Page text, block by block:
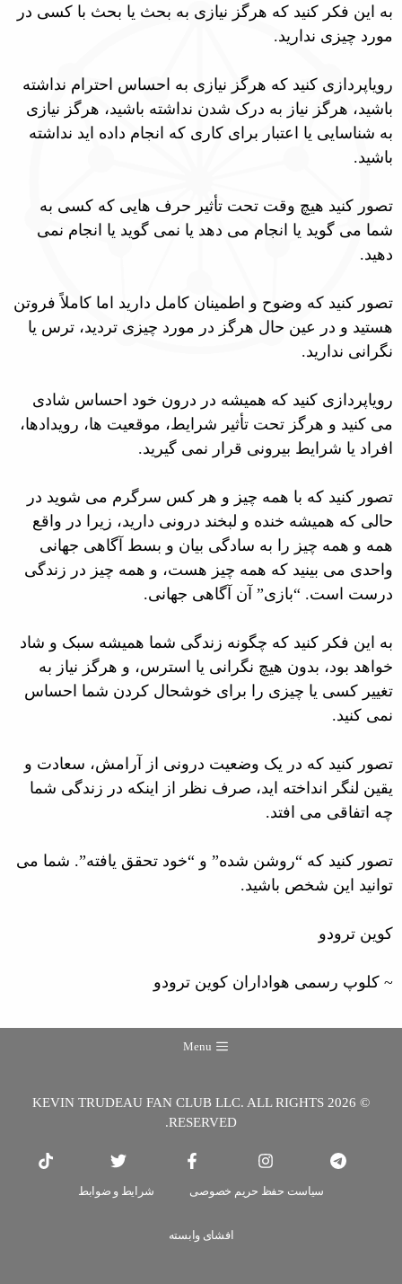
به این فکر کنید که هرگز نیازی به بحث یا بحث با کسی در
مورد چیزی ندارید.
رویاپردازی کنید که هرگز نیازی به احساس احترام نداشته
باشید، هرگز نیاز به درک شدن نداشته باشید، هرگز نیازی
به شناسایی یا اعتبار برای کاری که انجام داده اید نداشته
باشید.
تصور کنید هیچ وقت تحت تأثیر حرف هایی که کسی به
شما می گوید یا انجام می دهد یا نمی گوید یا انجام نمی
دهید.
تصور کنید که وضوح و اطمینان کامل دارید اما کاملاً فروتن
هستید و در عین حال هرگز در مورد چیزی تردید، ترس یا
نگرانی ندارید.
رویاپردازی کنید که همیشه در درون خود احساس شادی
می کنید و هرگز تحت تأثیر شرایط، موقعیت ها، رویدادها،
افراد یا شرایط بیرونی قرار نمی گیرید.
تصور کنید که با همه چیز و هر کس سرگرم می شوید در
حالی که همیشه خنده و لبخند درونی دارید، زیرا در واقع
همه و همه چیز را به سادگی بیان و بسط آگاهی جهانی
واحدی می بینید که همه چیز هست، و همه چیز در زندگی
درست است. “بازی” آن آگاهی جهانی.
به این فکر کنید که چگونه زندگی شما همیشه سبک و شاد
خواهد بود، بدون هیچ نگرانی یا استرس، و هرگز نیاز به
تغییر کسی یا چیزی را برای خوشحال کردن شما احساس
نمی کنید.
تصور کنید که در یک وضعیت درونی از آرامش، سعادت و
یقین لنگر انداخته اید، صرف نظر از اینکه در زندگی شما
چه اتفاقی می افتد.
تصور کنید که “روشن شده” و “خود تحقق یافته”. شما می
توانید این شخص باشید.
کوین ترودو
~ کلوپ رسمی هواداران کوین ترودو
Menu
© 2026 KEVIN TRUDEAU FAN CLUB LLC. ALL RIGHTS
RESERVED.
سیاست حفظ حریم خصوصی شرایط و ضوابط
افشای وابسته